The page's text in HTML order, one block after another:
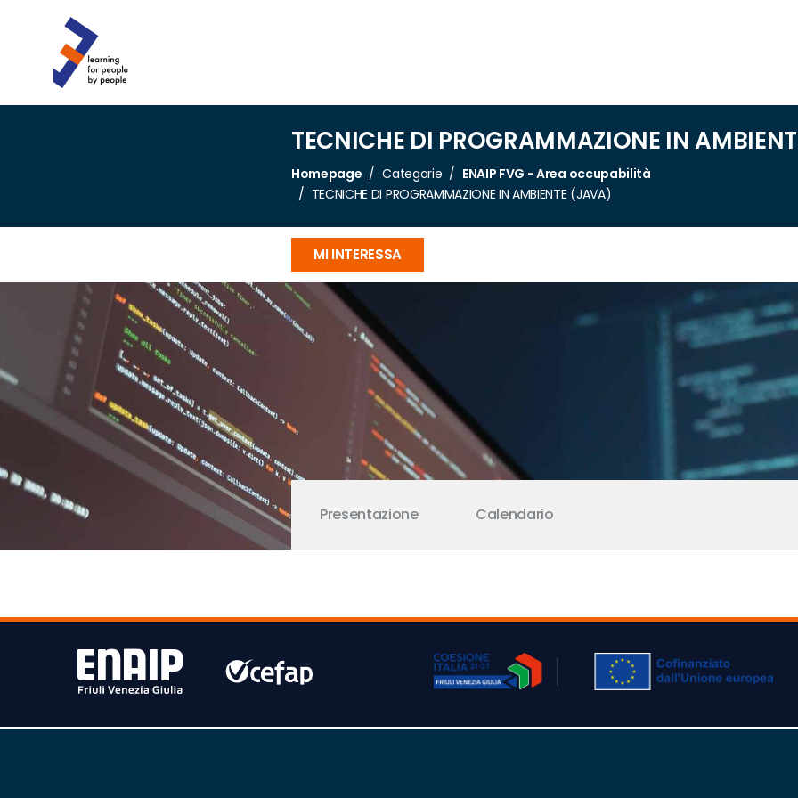
TECNICHE DI PROGRAMMAZIONE IN
Homepage Categorie
ENAIP FVG - Area occupabilità
TECNICHE DI PROGRAMMAZIONE IN AMBIENTE (JAVA)
MI INTERESSA
Presentazione Calendario